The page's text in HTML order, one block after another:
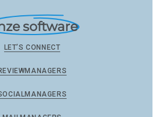
software
LET’S CONNECT